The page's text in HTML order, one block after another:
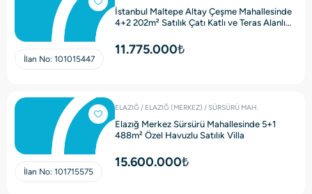
İlan No: 101015447
İstanbul Maltepe Altay Çeşme Mahallesinde
4+2 202m² Satılık Çatı Katlı ve Teras Alanlı
11.775.000₺
İlan No: 101715575
ELAZIĞ / ELAZIĞ (MERKEZ) / SÜRSÜRÜ MAH.
Elazığ Merkez Sürsürü Mahallesinde 5+1
488m² Özel Havuzlu Satılık Villa
15.600.000₺